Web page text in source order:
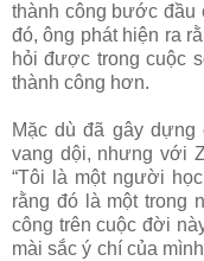
thành công bước đầu
đó, ông phát hiện ra
hỏi được trong cuộc
thành công hơn.
Mặc dù đã gây dựng
vang dội, nhưng với
“Tôi là một người
rằng đó là một trong
công trên cuộc đời
mài sắc ý chí của